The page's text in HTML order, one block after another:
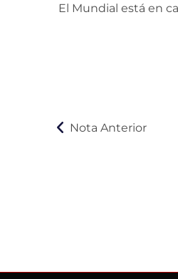
El Mundial está en
Nota Anterior